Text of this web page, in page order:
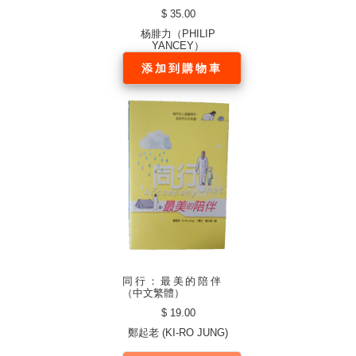
$ 35.00
杨腓力（PHILIP
YANCEY）
添加到購物車
同行：最美的陪伴
（中文繁體）
$ 19.00
鄭起老 (KI-RO JUNG)